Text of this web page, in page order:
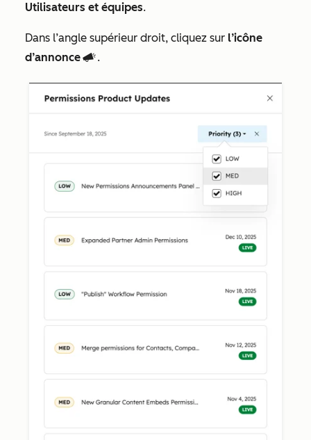
Utilisateurs et équipes.
Dans l’angle supérieur droit, cliquez sur l’icône
d’annonce campaignsIcon.